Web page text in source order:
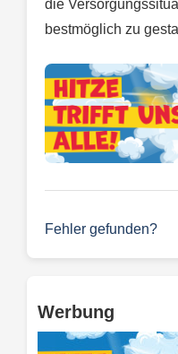
die
bestmöglich zu
Fehler gefunden?
Werbung